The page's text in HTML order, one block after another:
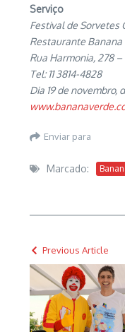
Serviço
Festival de Sorvetes
Restaurante Banana
Rua Harmonia, 278
Tel: 11 3814-4828
Dia 19 de novembro,
Enviar para
Marcado:
Previous Article